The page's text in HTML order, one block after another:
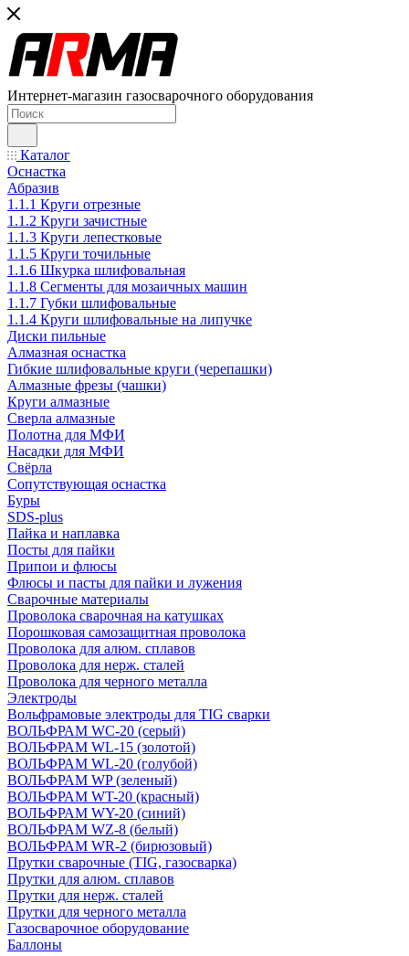
Интернет-магазин газосварочного оборудования
Каталог
Оснастка
Абразив
1.1.1 Круги отрезные
1.1.2 Круги зачистные
1.1.3 Круги лепестковые
1.1.5 Круги точильные
1.1.6 Шкурка шлифовальная
1.1.8 Сегменты для мозаичных машин
1.1.7 Губки шлифовальные
1.1.4 Круги шлифовальные на липучке
Диски пильные
Алмазная оснастка
Гибкие шлифовальные круги (черепашки)
Алмазные фрезы (чашки)
Круги алмазные
Сверла алмазные
Полотна для МФИ
Насадки для МФИ
Свёрла
Сопутствующая оснастка
Буры
SDS-plus
Пайка и наплавка
Посты для пайки
Припои и флюсы
Флюсы и пасты для пайки и лужения
Сварочные материалы
Проволока сварочная на катушках
Порошковая самозащитная проволока
Проволока для алюм. сплавов
Проволока для нерж. сталей
Проволока для черного металла
Электроды
Вольфрамовые электроды для TIG сварки
ВОЛЬФРАМ WC-20 (серый)
ВОЛЬФРАМ WL-15 (золотой)
ВОЛЬФРАМ WL-20 (голубой)
ВОЛЬФРАМ WP (зеленый)
ВОЛЬФРАМ WT-20 (красный)
ВОЛЬФРАМ WY-20 (синий)
ВОЛЬФРАМ WZ-8 (белый)
ВОЛЬФРАМ WR-2 (бирюзовый)
Прутки сварочные (TIG, газосварка)
Прутки для алюм. сплавов
Прутки для нерж. сталей
Прутки для черного металла
Газосварочное оборудование
Баллоны